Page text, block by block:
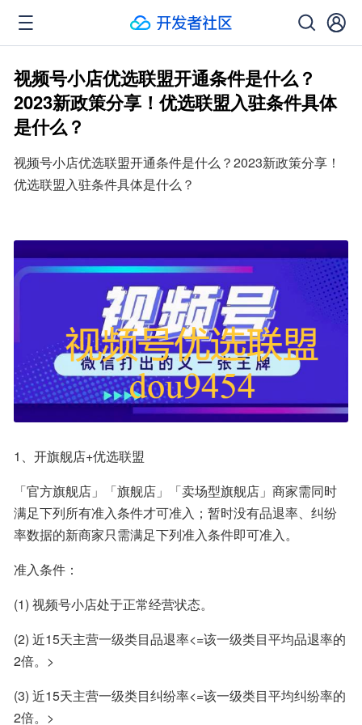
视频号小店优选联盟开通条件是什么？
2023新政策分享！优选联盟入驻条件具体
是什么？
视频号小店优选联盟开通条件是什么？2023新政策分享！
优选联盟入驻条件具体是什么？
1、开旗舰店+优选联盟
「官方旗舰店」「旗舰店」「卖场型旗舰店」商家需同时
满足下列所有准入条件才可准入；暂时没有品退率、纠纷
率数据的新商家只需满足下列准入条件即可准入。
准入条件：
(1) 视频号小店处于正常经营状态。
(2) 近15天主营一级类目品退率<=该一级类目平均品退率的
2倍。>
(3) 近15天主营一级类目纠纷率<=该一级类目平均纠纷率的
2倍。>